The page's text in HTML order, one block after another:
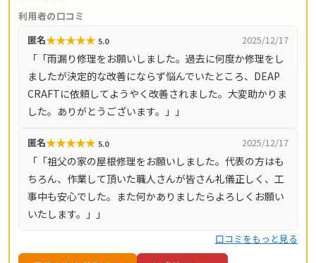
の目安は雨漏り修理3万円〜、屋根の部分補修5万円〜、棟
板金交換10万円〜、屋根カバー工法80万円〜、葺き替え
100万円〜。現地調査・お見積り・ご相談は無料で、最短
即日対応も可能です（営業時間8時〜18時・月〜土）。対
応エリアは神奈川県全域（33市町村）と東京都全域（23
区・多摩地域）です。
利用者の口コミ
匿名★★★★★ 5.0 2025/12/17
「「雨漏り修理をお願いしました。過去に何度か修理をし
ましたが決定的な改善にならず悩んでいたところ、DEAP
CRAFTに依頼してようやく改善されました。大変助かりま
した。ありがとうございます。」」
匿名★★★★★ 5.0 2025/12/17
「「祖父の家の屋根修理をお願いしました。代表の方はも
ちろん、作業して頂いた職人さんが皆さん礼儀正しく、工
事中も安心でした。また何かありましたらよろしくお願い
いたします。」」
口コミをもっと見る